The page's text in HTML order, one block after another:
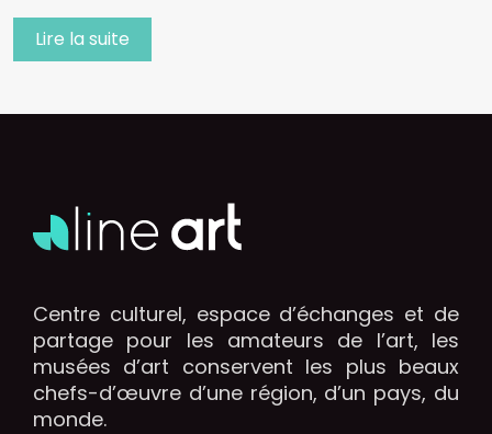
Lire la suite
Centre culturel, espace d’échanges et de
partage pour les amateurs de l’art, les
musées d’art conservent les plus beaux
chefs-d’œuvre d’une région, d’un pays, du
monde.